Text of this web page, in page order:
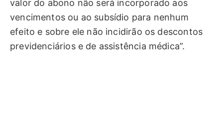
valor do abono não será incorporado aos
vencimentos ou ao subsídio para nenhum
efeito e sobre ele não incidirão os descontos
previdenciários e de assistência médica”.